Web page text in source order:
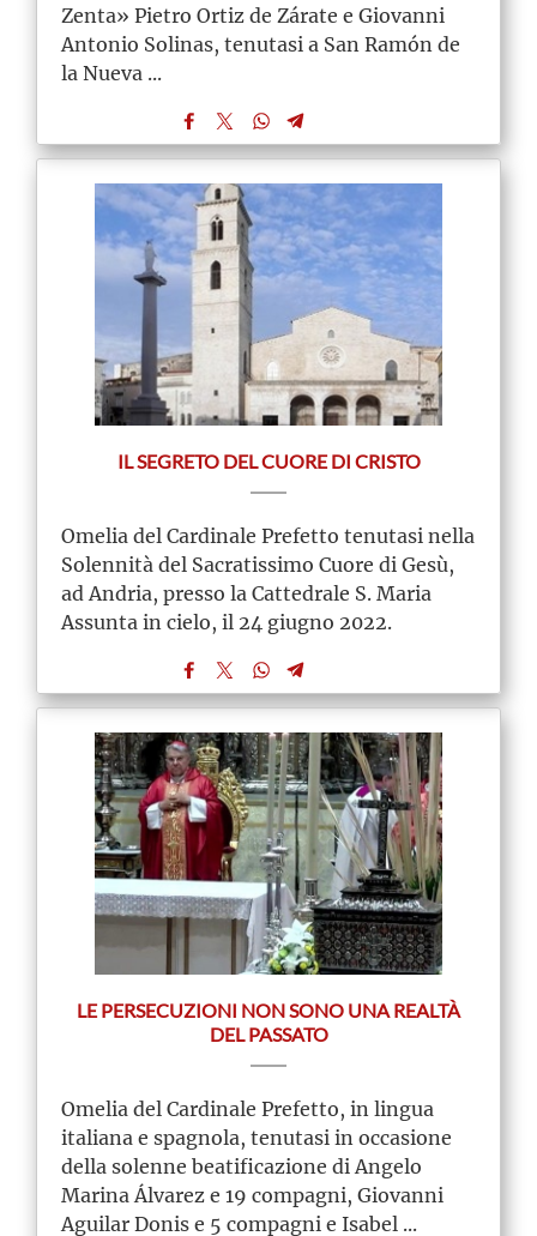
Zenta» Pietro Ortiz de Zárate e Giovanni
Antonio Solinas, tenutasi a San Ramón de
la Nueva ...
IL SEGRETO DEL CUORE DI CRISTO
Omelia del Cardinale Prefetto tenutasi nella
Solennità del Sacratissimo Cuore di Gesù,
ad Andria, presso la Cattedrale S. Maria
Assunta in cielo, il 24 giugno 2022.
LE PERSECUZIONI NON SONO UNA REALTÀ
DEL PASSATO
Omelia del Cardinale Prefetto, in lingua
italiana e spagnola, tenutasi in occasione
della solenne beatificazione di Angelo
Marina Álvarez e 19 compagni, Giovanni
Aguilar Donis e 5 compagni e Isabel ...